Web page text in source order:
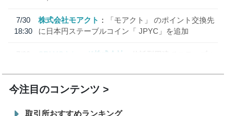
7/30
18:30
株式会社モアクト
「モアクト」 のポイント交換先
に日本円ステーブルコイン「 JPYC」を追加
7/29
SBI VCトレード株式会社
信託型円建てステーブル
今注目のコンテンツ
取引所おすすめランキング